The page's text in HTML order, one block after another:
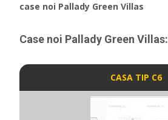
case noi Pallady Green Villas
Case noi Pallady Green Villas:
CASA TIP C6